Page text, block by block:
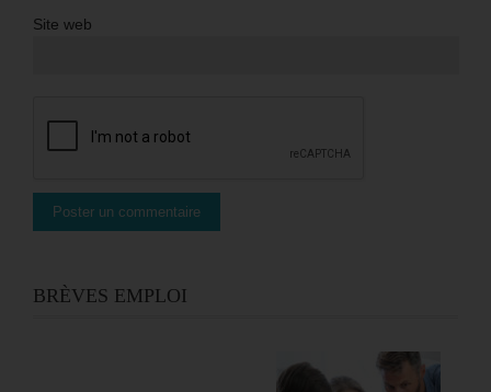
Site web
BRÈVES EMPLOI